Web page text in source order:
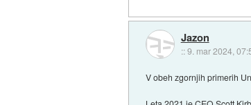
Jazon
::9. mar 2024,
V obeh zgornjih primerih